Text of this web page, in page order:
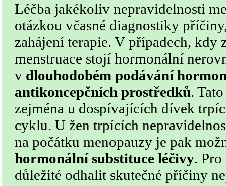
Léčba jakékoliv nepravidelnosti
otázkou včasné diagnostiky
zahájení terapie. V případech, kdy
menstruace stojí hormonální
v dlouhodobém podávání
antikoncepčních prostředků.
zejména u dospívajících dívek
cyklu. U žen trpících
na počátku menopauzy je pak
hormonální substituce léčivy.
důležité odhalit skutečné příčiny